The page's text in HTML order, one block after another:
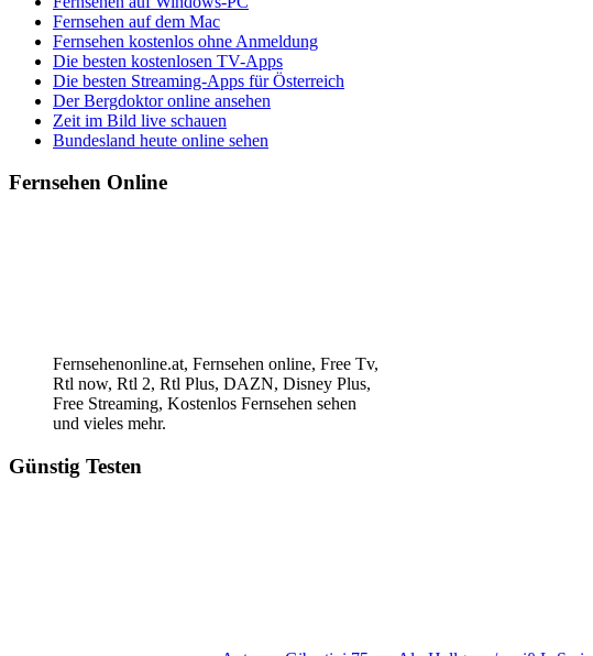
Fernsehen auf dem Mac
Fernsehen kostenlos ohne Anmeldung
Die besten kostenlosen TV-Apps
Die besten Streaming-Apps für Österreich
Der Bergdoktor online ansehen
Zeit im Bild live schauen
Bundesland heute online sehen
Fernsehen Online
Fernsehenonline.at, Fernsehen online, Free Tv,
Rtl now, Rtl 2, Rtl Plus, DAZN, Disney Plus,
Free Streaming, Kostenlos Fernsehen sehen
und vieles mehr.
Günstig Testen